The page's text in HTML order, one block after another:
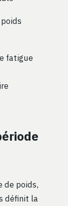
fatigue
de poids,
définit la